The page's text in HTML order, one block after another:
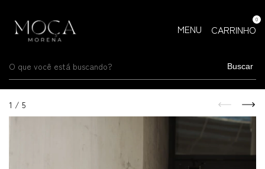
MENU CARRINHO
0
Buscar
1 / 5